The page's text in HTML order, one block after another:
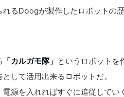
るDoogが製作したロボットの
「カルガモ隊」 というロボットを
して活用出来るロボットだ。
源を入れればすぐに追従してい